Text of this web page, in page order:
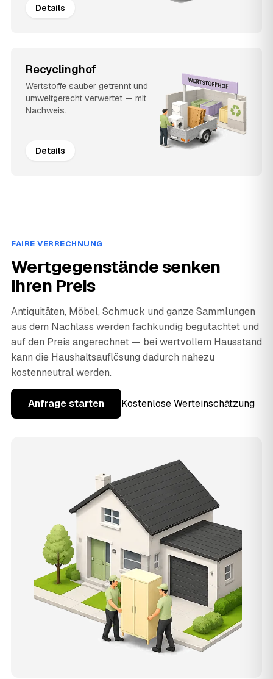
Details
Recyclinghof
Wertstoffe sauber getrennt und
umweltgerecht verwertet — mit
Nachweis.
Details
FAIRE VERRECHNUNG
Wertgegenstände senken
Ihren Preis
Antiquitäten, Möbel, Schmuck und ganze Sammlungen
aus dem Nachlass werden fachkundig begutachtet und
auf den Preis angerechnet — bei wertvollem Hausstand
kann die Haushaltsauflösung dadurch nahezu
kostenneutral werden.
Anfrage starten Kostenlose Werteinschätzung